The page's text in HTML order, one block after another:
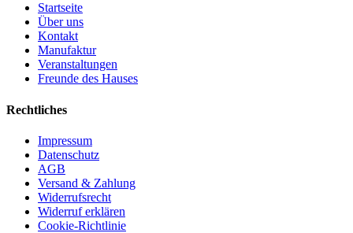
Startseite
Über uns
Kontakt
Manufaktur
Veranstaltungen
Freunde des Hauses
Rechtliches
Impressum
Datenschutz
AGB
Versand & Zahlung
Widerrufsrecht
Widerruf erklären
Cookie-Richtlinie